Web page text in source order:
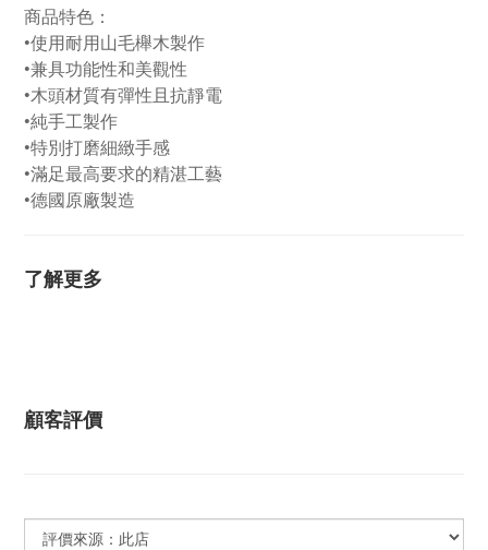
商品特色：
•使用耐用山毛櫸木製作
•兼具功能性和美觀性
•木頭材質有彈性且抗靜電
•純手工製作
•特別打磨細緻手感
•滿足最高要求的精湛工藝
•德國原廠製造
了解更多
顧客評價